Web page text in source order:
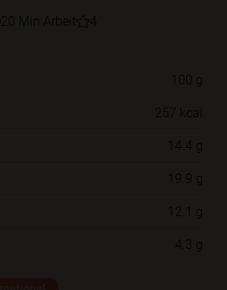
20 Min Arbeit 4
100 g
257 kcal
14.4 g
19.9 g
12.1 g
4.3 g